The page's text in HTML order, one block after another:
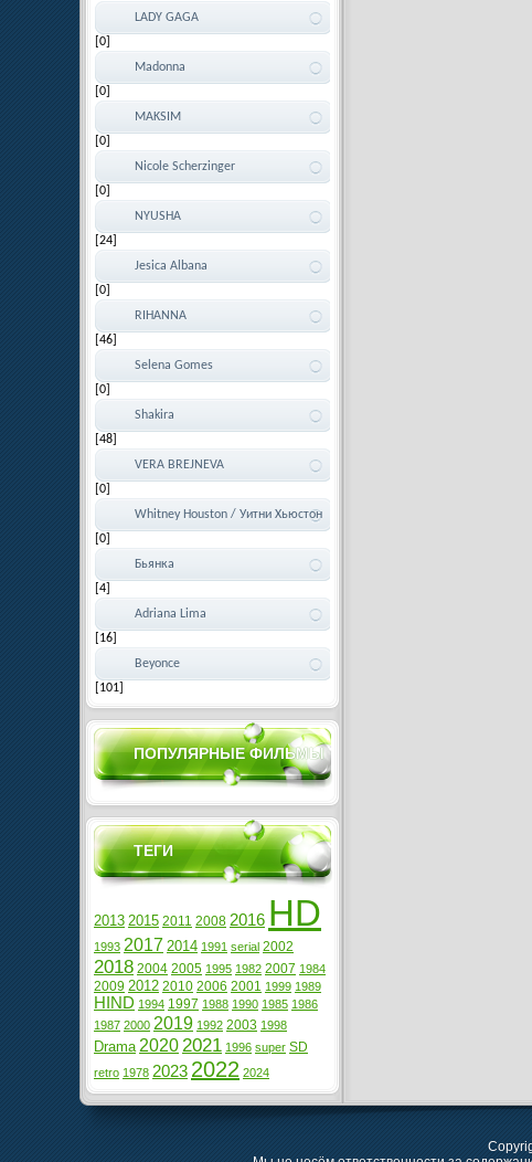
LADY GAGA
[0]
Madonna
[0]
MAKSIM
[0]
Nicole Scherzinger
[0]
NYUSHA
[24]
Jesica Albana
[0]
RIHANNA
[46]
Selena Gomes
[0]
Shakira
[48]
VERA BREJNEVA
[0]
Whitney Houston / Уитни Хьюстон
[0]
Бьянка
[4]
Adriana Lima
[16]
Beyonce
[101]
ПОПУЛЯРНЫЕ ФИЛЬМЫ
ТЕГИ
2013 2015 2011 2008 2016 HD
1993 2017 2014 1991 serial 2002
2018 2004 2005 1995 1982 2007 1984
2009 2012 2010 2006 2001 1999 1989
HIND 1994 1997 1988 1990 1985 1986
1987 2000 2019 1992 2003 1998
Drama 2020 2021 1996 super SD
retro 1978 2023 2022 2024